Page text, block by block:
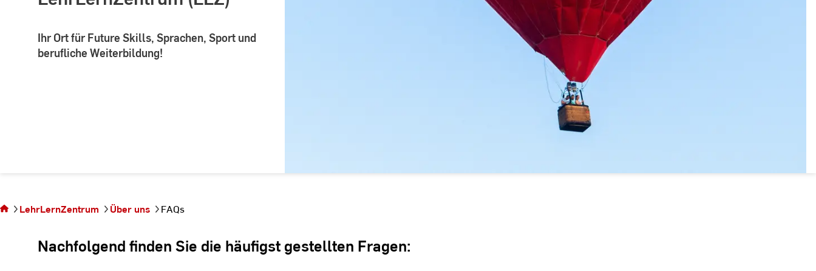
Ihr Ort für Future Skills, Sprachen, Sport und
berufliche Weiterbildung!
sich auf
der
LehrLernZentrum Über uns FAQs
Nachfolgend finden Sie die häufigst gestellten Fragen: